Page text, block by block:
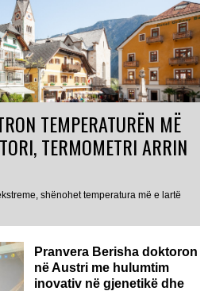
TEMPERATURËN MË
TERMOMETRI ARRIN
shënohet temperatura më e lartë
Pranvera Berisha doktoron
në Austri me hulumtim
inovativ në gjenetikë dhe